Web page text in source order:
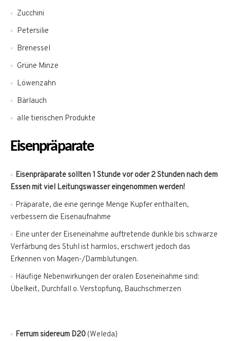
Zucchini
Petersilie
Brenessel
Grüne Minze
Löwenzahn
Bärlauch
alle tierischen Produkte
Eisenpräparate
Eisenpräparate sollten 1 Stunde vor oder 2 Stunden nach dem
Essen mit viel Leitungswasser eingenommen werden!
Präparate, die eine geringe Menge Kupfer enthalten,
verbessern die Eisenaufnahme
Eine unter der Eiseneinahme auftretende dunkle bis schwarze
Verfärbung des Stuhl ist harmlos, erschwert jedoch das
Erkennen von Magen-/Darmblutungen.
Häufige Nebenwirkungen der oralen Eoseneinahme sind:
Übelkeit, Durchfall o. Verstopfung, Bauchschmerzen
Ferrum sidereum D20(Weleda)